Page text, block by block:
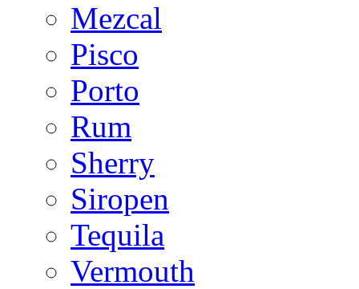
Mezcal
Pisco
Porto
Rum
Sherry
Siropen
Tequila
Vermouth